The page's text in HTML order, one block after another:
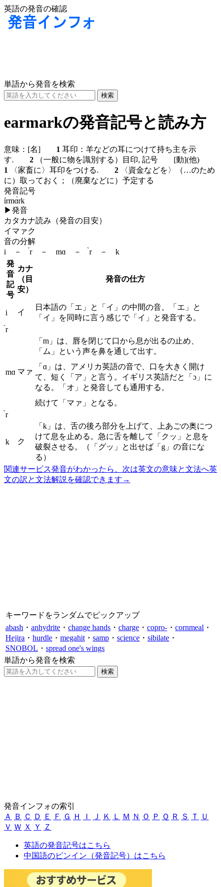
英語の発音の確認
単語から発音を検索
earmarkの発音記号と読み方
意味： [名] 1 耳印：羊などの耳につけて持ち主を示
す. 2 （一般に物を識別する）目印, 記号 [動](他)
1
〈家畜に〉耳印をつける. 2 〈資金などを〉（…のため
に）取っておく；（廃棄などに）予定する
発音記号
írmɑ̀rk
▶発音
カタカナ読み（発音の目安）
イマァク
音の分解
i － ́r － mɑ － ̀r － k
発
音
記
号
カナ
（目
安）
発音の仕方
i イ
日本語の「エ」と「イ」の中間の音。「エ」と
「イ」を同時に言う感じで「イ」と発音する。
́r
mɑ マァ
「m」は、唇を閉じて口から息が出るの止め、
「ム」という声を鼻を通して出す。
「ɑ」は、アメリカ英語の音で、口を大きく開け
て、短く「ア」と言う。イギリス英語だと「ɔ」に
なる。「オ」と発音しても通用する。
続けて「マァ」となる。
̀r
k ク
「k」は、舌の後ろ部分を上げて、上あごの奥につ
けて息を止める。急に舌を離して「クッ」と息を
破裂させる。（「グッ」と出せば「g」の音にな
る）
関連サービス発音がわかったら、次は英文の意味と文法へ英
文の訳と文法解説を確認できます →
キーワードをランダムでピックアップ
abash ・ anhydrite ・ change hands ・ charge ・ copro- ・ cornmeal ・
Hejira ・ hurdle ・ megahit ・ samp ・ science ・ sibilate ・
SNOBOL ・ spread one's wings
単語から発音を検索
発音インフォの索引
Ａ
Ｂ Ｃ Ｄ Ｅ Ｆ Ｇ Ｈ Ｉ Ｊ Ｋ Ｌ Ｍ Ｎ Ｏ Ｐ Ｑ Ｒ Ｓ Ｔ
Ｕ
Ｖ Ｗ Ｘ Ｙ Ｚ
英語の発音記号はこちら
中国語のピンイン（発音記号）はこちら